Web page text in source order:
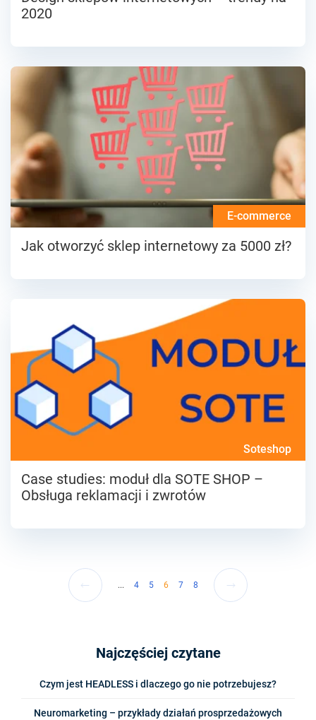
2020
E-commerce
Jak otworzyć sklep internetowy za 5000 zł?
Soteshop
Case studies: moduł dla SOTE SHOP –
Obsługa reklamacji i zwrotów
... 4 5 6 7 8
Najczęściej czytane
Czym jest HEADLESS i dlaczego go nie potrzebujesz?
Neuromarketing – przykłady działań prosprzedażowych